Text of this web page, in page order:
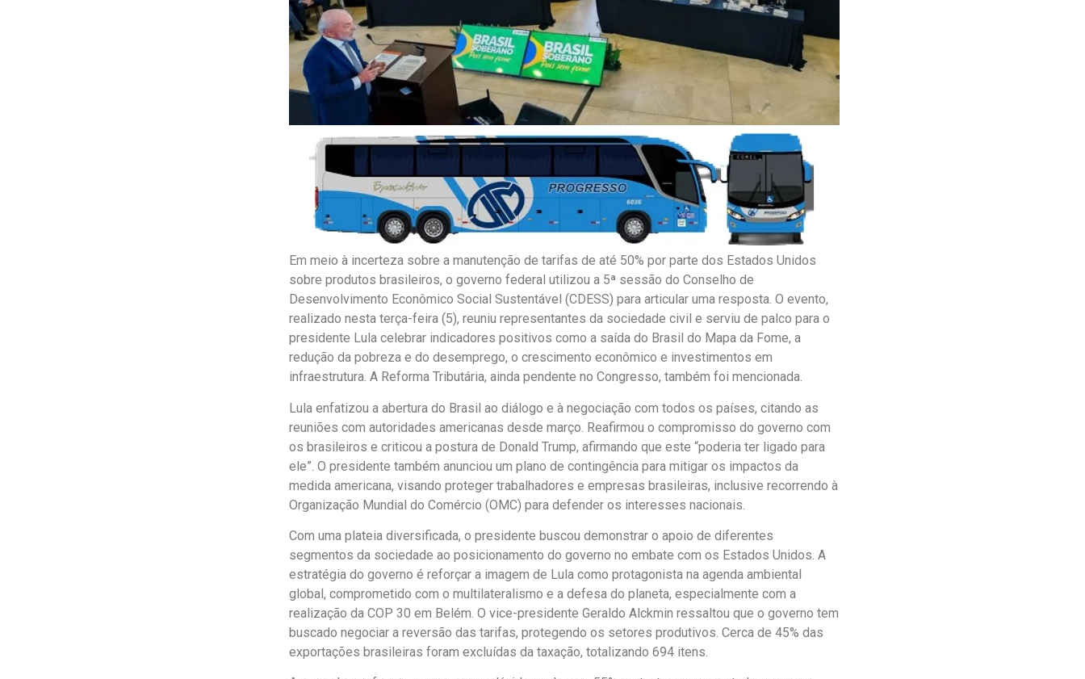
Em meio à incerteza sobre a manutenção de tarifas de até 50% por parte dos Estados Unidos
sobre produtos brasileiros, o governo federal utilizou a 5ª sessão do Conselho de
Desenvolvimento Econômico Social Sustentável (CDESS) para articular uma resposta. O evento,
realizado nesta terça-feira (5), reuniu representantes da sociedade civil e serviu de palco para o
presidente Lula celebrar indicadores positivos como a saída do Brasil do Mapa da Fome, a
redução da pobreza e do desemprego, o crescimento econômico e investimentos em
infraestrutura. A Reforma Tributária, ainda pendente no Congresso, também foi mencionada.
Lula enfatizou a abertura do Brasil ao diálogo e à negociação com todos os países, citando as
reuniões com autoridades americanas desde março. Reafirmou o compromisso do governo com
os brasileiros e criticou a postura de Donald Trump, afirmando que este “poderia ter ligado para
ele”. O presidente também anunciou um plano de contingência para mitigar os impactos da
medida americana, visando proteger trabalhadores e empresas brasileiras, inclusive recorrendo à
Organização Mundial do Comércio (OMC) para defender os interesses nacionais.
Com uma plateia diversificada, o presidente buscou demonstrar o apoio de diferentes
segmentos da sociedade ao posicionamento do governo no embate com os Estados Unidos. A
estratégia do governo é reforçar a imagem de Lula como protagonista na agenda ambiental
global, comprometido com o multilateralismo e a defesa do planeta, especialmente com a
realização da COP 30 em Belém. O vice-presidente Geraldo Alckmin ressaltou que o governo tem
buscado negociar a reversão das tarifas, protegendo os setores produtivos. Cerca de 45% das
exportações brasileiras foram excluídas da taxação, totalizando 694 itens.